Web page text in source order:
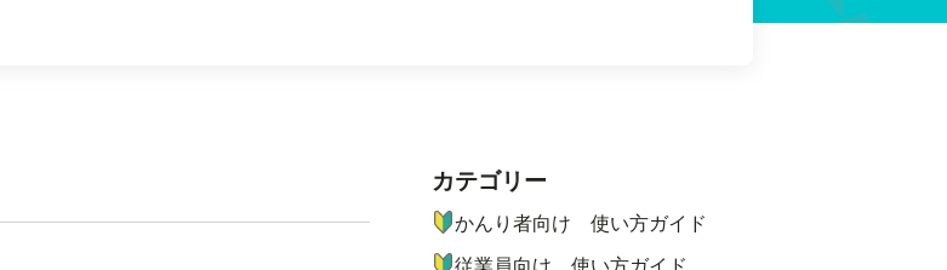
ナビゲーションメニュー
カテゴリー
かんり者向け 使い方ガイド